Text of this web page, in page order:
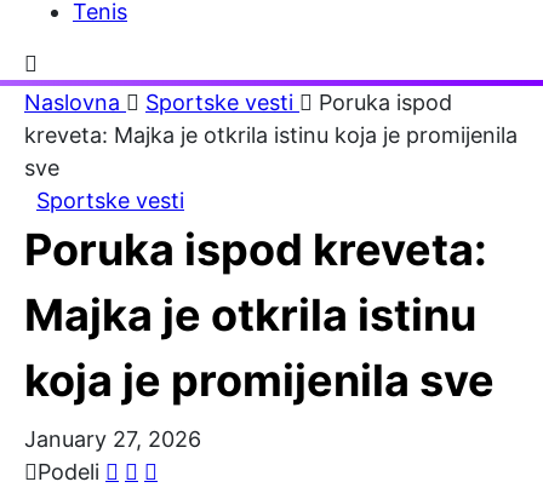
Tenis
Naslovna Sportske vesti
Poruka ispod
kreveta: Majka je otkrila istinu koja je promijenila
sve
Sportske vesti
Poruka ispod kreveta:
Majka je otkrila istinu
koja je promijenila sve
January 27, 2026
Podeli